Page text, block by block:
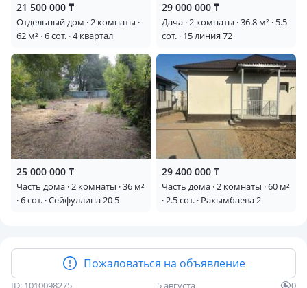
21 500 000 ₸
Отдельный дом · 2 комнаты ·
62 м² · 6 сот. · 4 квартал
29 000 000 ₸
Дача · 2 комнаты · 36.8 м² · 5.5
сот. · 15 линия 72
25 000 000 ₸
Часть дома · 2 комнаты · 36 м²
· 6 сот. · Сейфуллина 20 5
29 400 000 ₸
Часть дома · 2 комнаты · 60 м²
· 2.5 сот. · Рахымбаева 2
Пожаловаться на объявление
ID: 1010098275 5 августа 0